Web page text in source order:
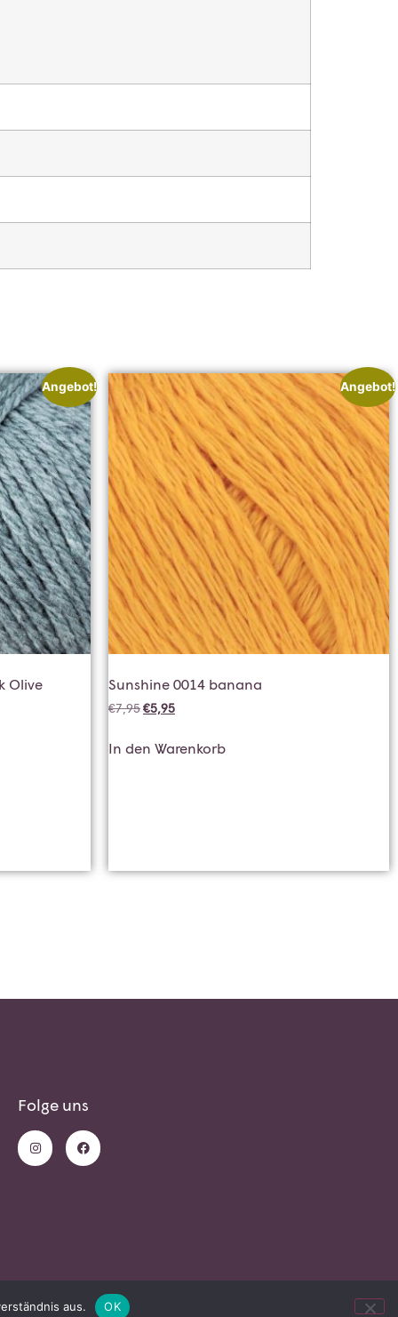
Angebot!
Olive
Angebot!
Sunshine 0014 banana
€7,95€5,95
In den Warenkorb
Folge uns
aus. OK